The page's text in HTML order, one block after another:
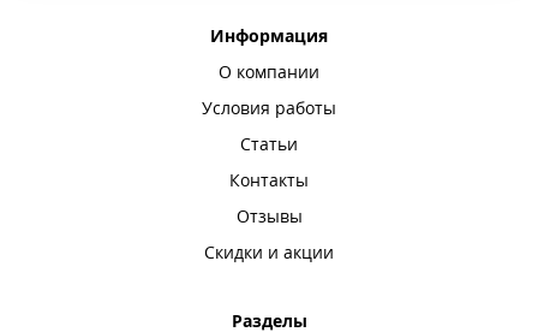
Информация
О компании
Условия работы
Статьи
Контакты
Отзывы
Скидки и акции
Разделы